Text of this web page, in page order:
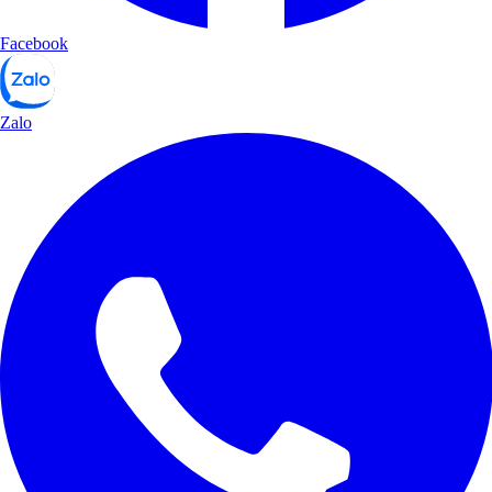
Facebook
Zalo